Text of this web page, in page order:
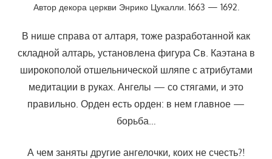
Автор декора церкви Энрико Цукалли. 1663 — 1692.
В нише справа от алтаря, тоже разработанной как
складной алтарь, установлена фигура Св. Каэтана в
широкополой отшельнической шляпе с атрибутами
медитации в руках. Ангелы — со стягами, и это
правильно. Орден есть орден: в нем главное —
борьба…
А чем заняты другие ангелочки, коих не счесть?!